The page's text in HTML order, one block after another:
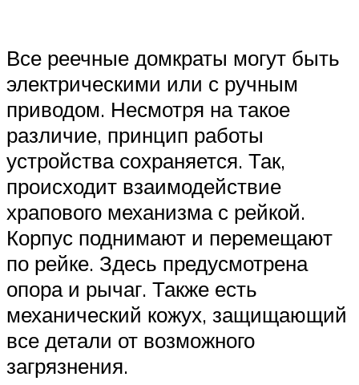
Все реечные домкраты могут быть
электрическими или с ручным
приводом. Несмотря на такое
различие, принцип работы
устройства сохраняется. Так,
происходит взаимодействие
храпового механизма с рейкой.
Корпус поднимают и перемещают
по рейке. Здесь предусмотрена
опора и рычаг. Также есть
механический кожух, защищающий
все детали от возможного
загрязнения.